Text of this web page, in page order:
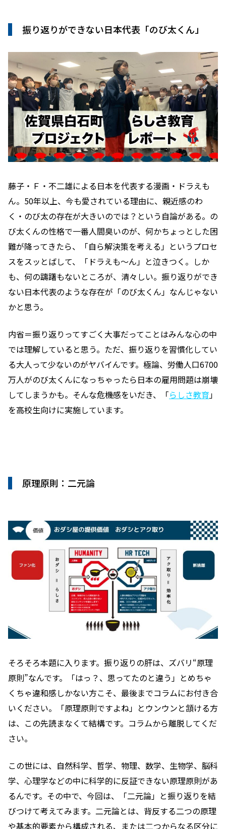
振り返りができない日本代表「のび太くん」
藤子・Ｆ・不二雄による日本を代表する漫画・ドラえも
ん。50年以上、今も愛されている理由に、親近感のわ
く・のび太の存在が大きいのでは？という自論がある。の
び太くんの性格で一番人間臭いのが、何かちょっとした困
難が降ってきたら、「自ら解決策を考える」というプロセ
スをスッとばして、「ドラえも〜ん」と泣きつく。しか
も、何の躊躇もないところが、清々しい。振り返りができ
ない日本代表のような存在が「のび太くん」なんじゃない
かと思う。
内省＝振り返りってすごく大事だってことはみんな心の中
では理解していると思う。ただ、振り返りを習慣化してい
る大人って少ないのがヤバイんです。極論、労働人口6700
万人がのび太くんになっちゃったら日本の雇用問題は崩壊
してしまうかも。そんな危機感をいだき、「らしさ教育」
を高校生向けに実施しています。
原理原則：二元論
そろそろ本題に入ります。振り返りの肝は、ズバリ“原理
原則”なんです。「はっ？、思ってたのと違う」とめちゃ
くちゃ違和感しかない方こそ、最後までコラムにお付き合
いください。「原理原則ですよね」とウンウンと頷ける方
は、この先読まなくて結構です。コラムから離脱してくだ
さい。
この世には、自然科学、哲学、物理、数学、生物学、脳科
学、心理学などの中に科学的に反証できない原理原則があ
るんです。その中で、今回は、「二元論」と振り返りを結
びつけて考えてみます。二元論とは、背反する二つの原理
や基本的要素から構成される、または二つからなる区分に